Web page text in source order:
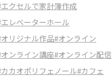
クセルで家計簿作成
レベーターホール
リジナル作品#オンライン
ンライン講座#オンライン配信
カオポリフェノール#カフェ